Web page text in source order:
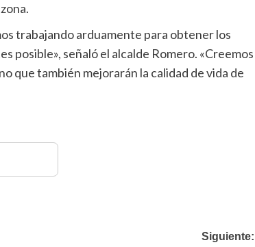
trabajando arduamente para obtener los
posible», señaló el alcalde Romero. «Creemos
que también mejorarán la calidad de vida de
Siguiente: